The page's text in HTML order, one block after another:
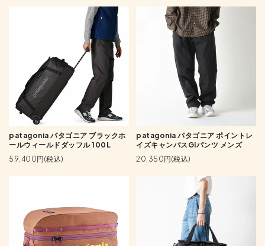
patagonia パタゴニア ブラックホ
ールウィールドダッフル 100L
59,400円(税込)
patagonia パタゴニア ポイントレ
イズキャンバスGiパンツ メンズ
20,350円(税込)